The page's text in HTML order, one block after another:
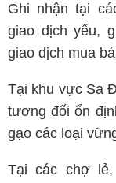
Ghi nhận tại
giao dịch yếu,
giao dịch mua
Tại khu vực Sa
tương đối ổn
gạo các loại
Tại các chợ